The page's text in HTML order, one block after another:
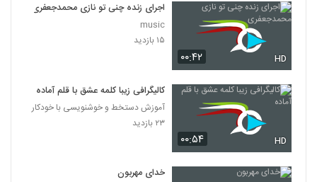
۰۰:۴۲ HD
اجرای زنده چنی تو نازی محمدجعفری
music
۱۵ بازدید
۰۰:۵۴ HD
کالیگرافی زیبا کلمه عشق با قلم آماده
آموزش دستخط و خوشنویسی با خودکار
۲۳ بازدید
خدای مهربون